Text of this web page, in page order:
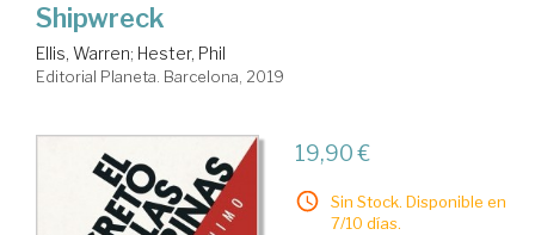
Shipwreck
Ellis, Warren; Hester, Phil
Editorial Planeta. Barcelona, 2019
19,90 €
Sin Stock. Disponible en
7/10 días.